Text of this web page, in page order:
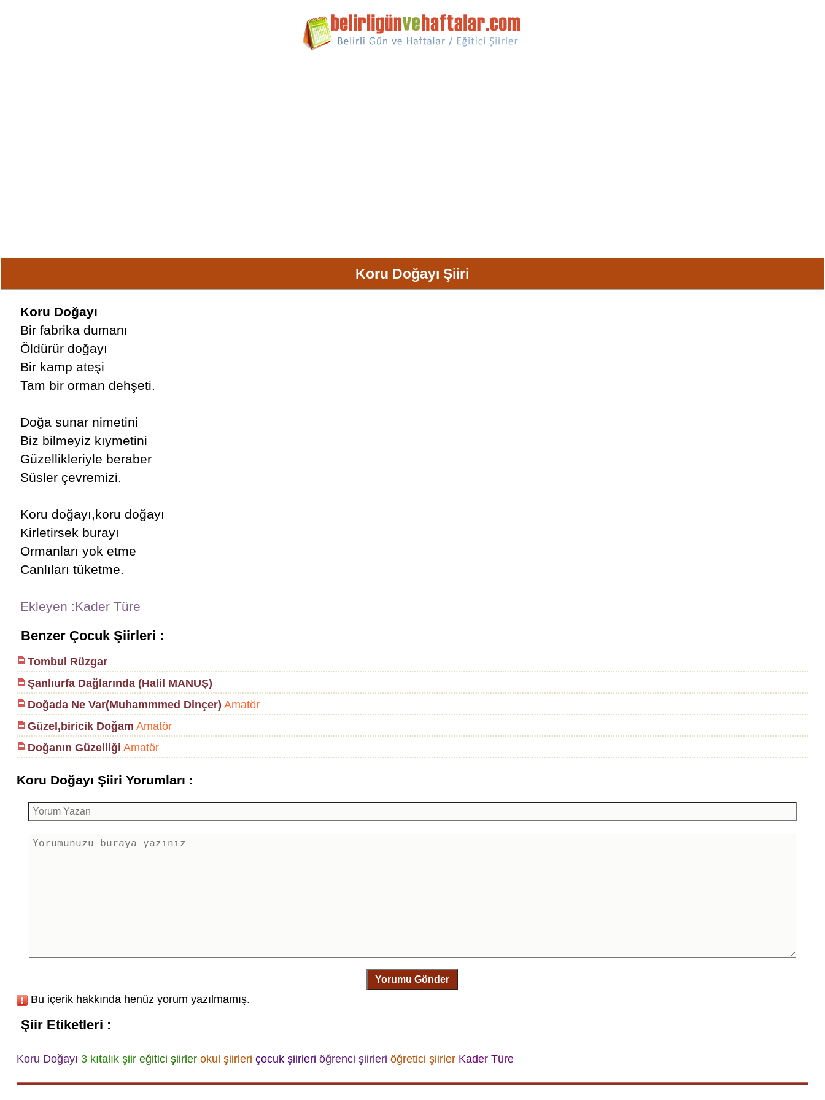
Koru Doğayı Şiiri
Koru Doğayı
Bir fabrika dumanı
Öldürür doğayı
Bir kamp ateşi
Tam bir orman dehşeti.
Doğa sunar nimetini
Biz bilmeyiz kıymetini
Güzellikleriyle beraber
Süsler çevremizi.
Koru doğayı,koru doğayı
Kirletirsek burayı
Ormanları yok etme
Canlıları tüketme.
Ekleyen :Kader Türe
Benzer Çocuk Şiirleri :
Tombul Rüzgar
Şanlıurfa Dağlarında (Halil MANUŞ)
Doğada Ne Var(Muhammmed Dinçer) Amatör
Güzel,biricik Doğam Amatör
Doğanın Güzelliği Amatör
Koru Doğayı Şiiri Yorumları :
Yorumu Gönder
Bu içerik hakkında henüz yorum yazılmamış.
Şiir Etiketleri :
Koru Doğayı 3 kıtalık şiir eğitici şiirler okul şiirleri çocuk şiirleri öğrenci şiirleri öğretici şiirler Kader Türe